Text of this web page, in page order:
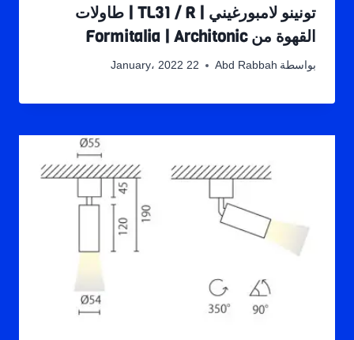
تونينو لامبورغيني | TL31 / R | طاولات
القهوة من Formitalia | Architonic
بواسطة Abd Rabbah 22 January، 2022